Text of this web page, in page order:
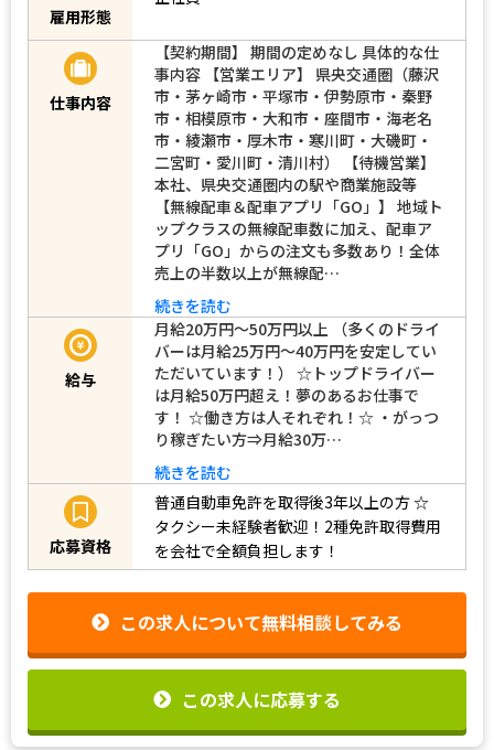
雇用形態
仕事内容
【契約期間】 期間の定めなし 具体的な仕
事内容 【営業エリア】 県央交通圏（藤沢
市・茅ヶ崎市・平塚市・伊勢原市・秦野
市・相模原市・大和市・座間市・海老名
市・綾瀬市・厚木市・寒川町・大磯町・
二宮町・愛川町・清川村） 【待機営業】
本社、県央交通圏内の駅や商業施設等
【無線配車＆配車アプリ「GO」】 地域ト
ップクラスの無線配車数に加え、配車ア
プリ「GO」からの注文も多数あり！全体
売上の半数以上が無線配…
続きを読む
給与
月給20万円〜50万円以上 （多くのドライ
バーは月給25万円～40万円を安定してい
ただいています！） ☆トップドライバー
は月給50万円超え！夢のあるお仕事で
す！ ☆働き方は人それぞれ！☆ ・がっつ
り稼ぎたい方⇒月給30万…
続きを読む
応募資格
普通自動車免許を取得後3年以上の方☆
タクシー未経験者歓迎！2種免許取得費用
を会社で全額負担します！
この求人について無料相談してみる
この求人に応募する